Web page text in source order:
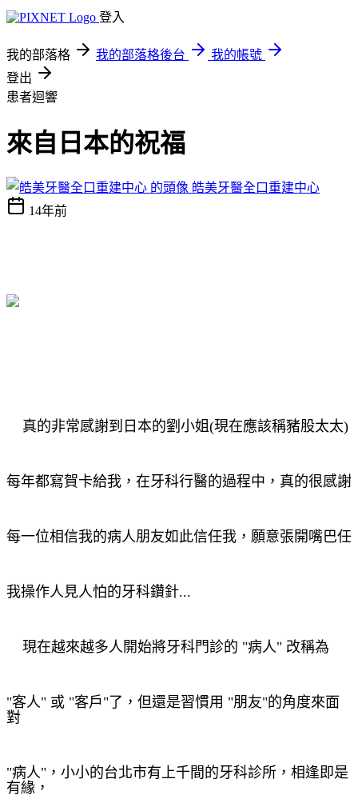
登入
我的部落格 我的部落格後台
我的帳號
登出
患者迴響
來自日本的祝福
皓美牙醫全口重建中心
14年前
真的非常感謝到日本的劉小姐(現在應該稱豬股太太)
每年都寫賀卡給我，在牙科行醫的過程中，真的很感謝
每一位相信我的病人朋友如此信任我，願意張開嘴巴任
我操作人見人怕的牙科鑽針...
現在越來越多人開始將牙科門診的 "病人" 改稱為
"客人" 或 "客戶"了，但還是習慣用 "朋友"的角度來面
對
"病人"， 小小的台北市有上千間的牙科診所，相逢即是
有緣，